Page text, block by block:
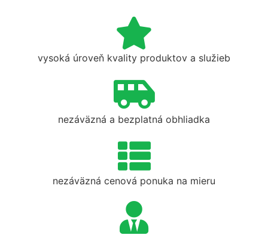
vysoká úroveň kvality produktov a služieb
nezáväzná a bezplatná obhliadka
nezáväzná cenová ponuka na mieru